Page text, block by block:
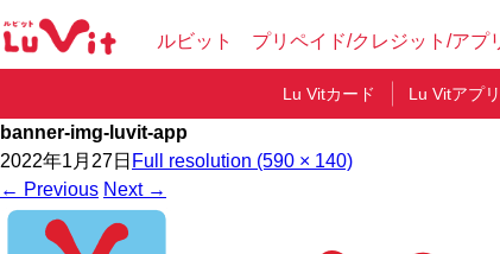
ルビット プリペイド/クレジット/アプ
Lu Vitカード Lu Vitアプリ
banner-img-luvit-app
2022年1月27日 Full resolution (590 × 140)
← Previous Next →